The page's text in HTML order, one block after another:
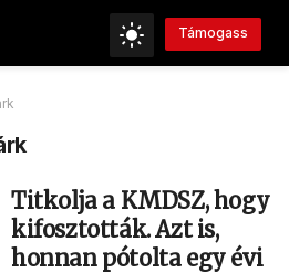
Támogass
Titkolja a KMDSZ, hogy
kifosztották. Azt is,
honnan pótolta egy évi